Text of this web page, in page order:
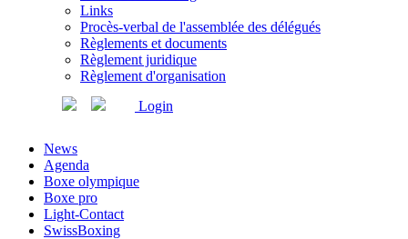
Links
Procès-verbal de l'assemblée des délégués
Règlements et documents
Règlement juridique
Règlement d'organisation
Login
News
Agenda
Boxe olympique
Boxe pro
Light-Contact
SwissBoxing